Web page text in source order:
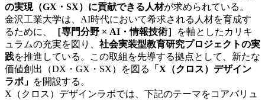
の実現（GX・SX）に貢献できる人材が求められている。
金沢工業大学は、AI時代において希求される人材を育成す
るために、
［専門分野 × AI・情報技術］
を軸としたカリキ
ュラムの充実を図り、 社会実装型教育研究プロジェクトの実
践を推進している。この取組を先導する拠点として、新たな
価値創出（DX・GX・SX）を図る
「X（クロス）デザイン
ラボ」 を開設する。
X（クロス）デザインラボでは、下記のテーマをコアバリュ